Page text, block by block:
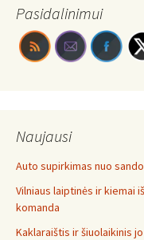
Pasidalinimui
Naujausi
Auto supirkimas nuo
Vilniaus laiptinės ir kiemai
komanda
Kaklaraištis ir šiuolaikinis